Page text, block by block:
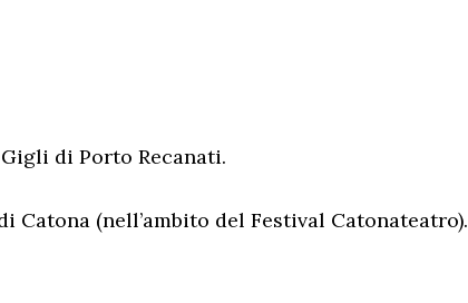
di Porto Recanati.
Catona (nell’ambito del Festival Catonateatro).